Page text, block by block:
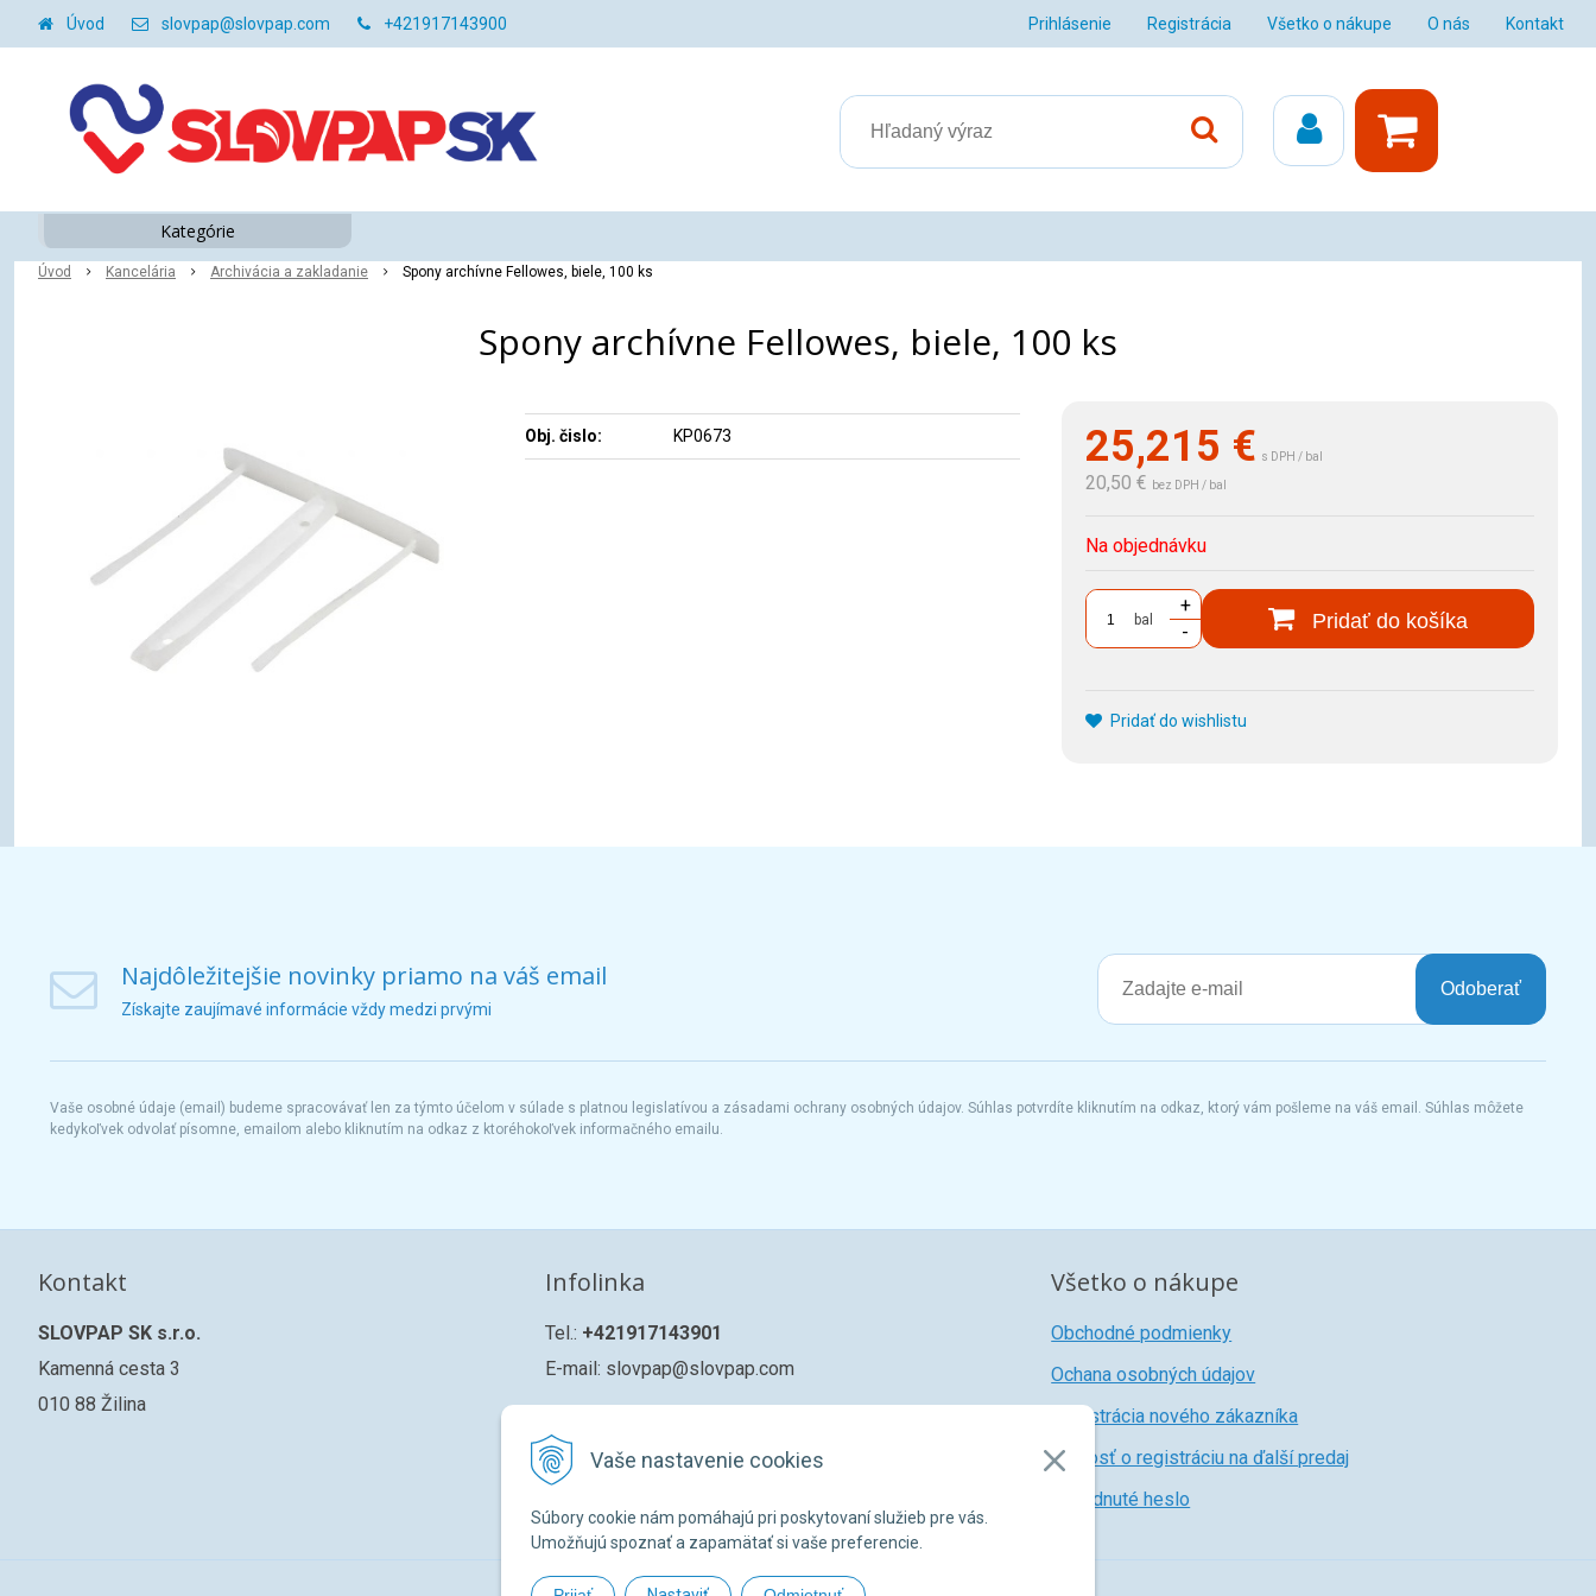
Vaše nastavenie cookies
Súbory cookie nám pomáhajú pri poskytovaní služieb pre vás.
Umožňujú spoznať a zapamätať si vaše preferencie.
Úvod slovpap@slovpap.com +421917143900 Prihlásenie Registrácia Všetko o nákupe O nás Kontakt
Úvod Kancelária Archivácia a zakladanie Spony archívne Fellowes, biele, 100 ks
Spony archívne Fellowes, biele, 100 ks
25,215 € s DPH / bal
20,50 € bez DPH / bal
Na objednávku
bal
+
-
Pridať do košíka
Pridať do wishlistu
Obj. čislo: KP0673
Kategórie
Najdôležitejšie novinky priamo na váš email
Získajte zaujímavé informácie vždy medzi prvými
Odoberať
Vaše osobné údaje (email) budeme spracovávať len za týmto účelom v súlade s platnou legislatívou a zásadami ochrany osobných údajov. Súhlas potvrdíte kliknutím na odkaz, ktorý vám pošleme na váš email. Súhlas môžete
kedykoľvek odvolať písomne, emailom alebo kliknutím na odkaz z ktoréhokoľvek informačného emailu.
Kontakt
SLOVPAP SK s.r.o.
Kamenná cesta 3
010 88 Žilina
Infolinka
Tel.: +421917143901
E-mail: slovpap@slovpap.com
Všetko o nákupe
Obchodné podmienky
Ochana osobných údajov
Registrácia nového zákazníka
Žiadosť o registráciu na ďalší predaj
Zabudnuté heslo